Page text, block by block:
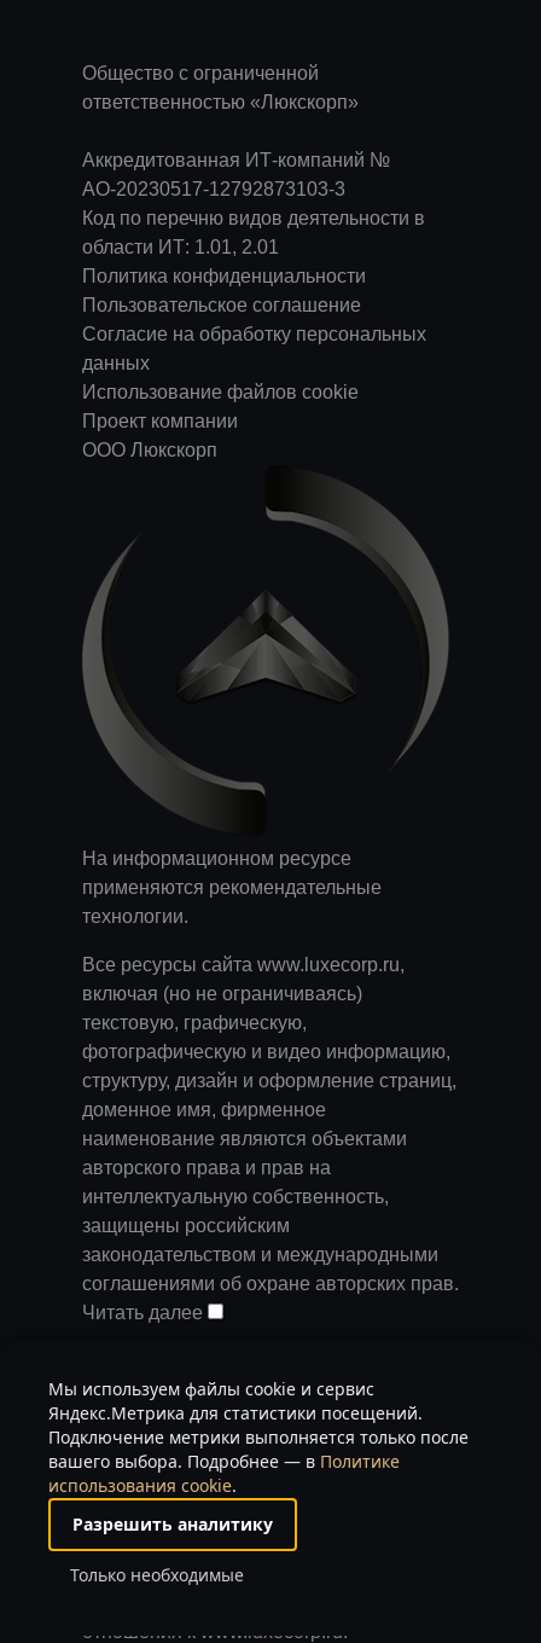
Мы используем файлы cookie и сервис
Яндекс.Метрика для статистики посещений.
Подключение метрики выполняется только после
вашего выбора. Подробнее — в Политике
использования cookie.
Разрешить аналитику
Только необходимые
Общество с ограниченной
ответственностью «Люкскорп»
Аккредитованная ИТ-компаний №
АО-20230517-12792873103-3
Код по перечню видов деятельности в
области ИТ: 1.01, 2.01
Политика конфиденциальности
Пользовательское соглашение
Согласие на обработку персональных
данных
Использование файлов cookie
Проект компании
ООО Люкскорп
На информационном ресурсе
применяются рекомендательные
технологии.
Все ресурсы сайта www.luxecorp.ru,
включая (но не ограничиваясь)
текстовую, графическую,
фотографическую и видео информацию,
структуру, дизайн и оформление страниц,
доменное имя, фирменное
наименование являются объектами
авторского права и прав на
интеллектуальную собственность,
защищены российским
законодательством и международными
соглашениями об охране авторских прав.
Читать далее
содержания страниц и контента данного
сайта на других площадках без
предварительного согласия
правообладателя. Запрещаются любые
пользователей Интернета может
сложиться впечатление, что
отношения к www.luxecorp.ru.